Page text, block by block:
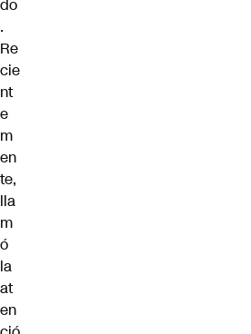
do
.
Re
cie
nt
e
m
en
te,
lla
m
ó
la
at
en